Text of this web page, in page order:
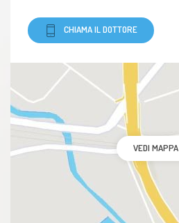
CHIAMA IL DOTTORE
VEDI MAPPA